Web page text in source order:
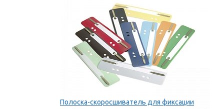
Полоска-скоросшиватель для фиксации